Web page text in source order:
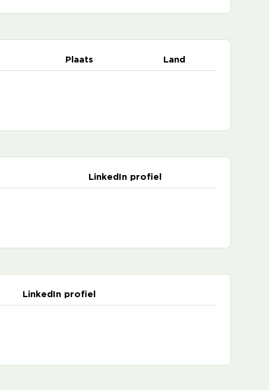
Plaats Land
LinkedIn profiel
LinkedIn profiel